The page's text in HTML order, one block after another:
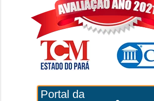
Portal da